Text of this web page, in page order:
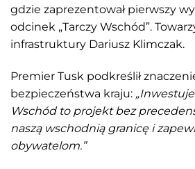
gdzie zaprezentował pierwszy
odcinek „Tarczy Wschód”.
infrastruktury Dariusz Klimczak.
Premier Tusk podkreślił
bezpieczeństwa kraju:
Wschód to projekt bez
naszą wschodnią granicę i
obywatelom.”